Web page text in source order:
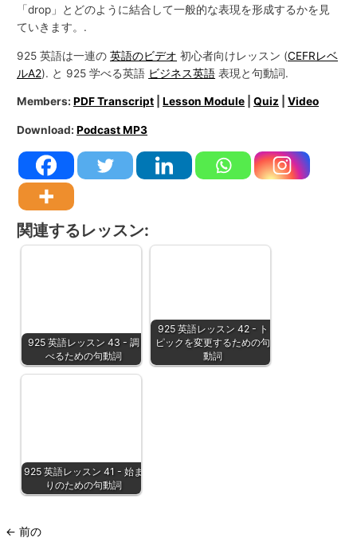
「drop」とどのように結合して一般的な表現を形成するかを見
ていきます。.
925 英語は一連の英語のビデオ 初心者向けレッスン (CEFRレベ
ルA2). と 925 学べる英語 ビジネス英語 表現と句動詞.
Members:PDF Transcript |Lesson Module |Quiz |Video
Download:Podcast MP3
関連するレッスン:
925 英語レッスン 43 - 調
べるための句動詞
925 英語レッスン 42 - ト
ピックを変更するための句
動詞
925 英語レッスン 41 - 始ま
りのための句動詞
← 前の